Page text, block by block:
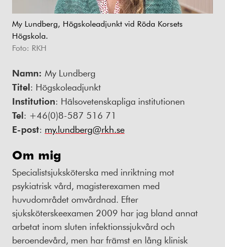
My Lundberg, Högskoleadjunkt vid Röda Korsets
Högskola.
Foto: RKH
Namn: My Lundberg
Titel: Högskoleadjunkt
Institution: Hälsovetenskapliga institutionen
Tel: +46(0)8-587 516 71
E-post: my.lundberg@rkh.se
Om mig
Specialistsjuksköterska med inriktning mot
psykiatrisk vård, magisterexamen med
huvudområdet omvårdnad. Efter
sjuksköterskeexamen 2009 har jag bland annat
arbetat inom sluten infektionssjukvård och
beroendevård, men har främst en lång klinisk